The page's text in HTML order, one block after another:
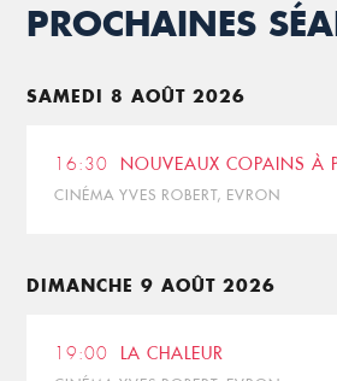
PROCHAINES
SAMEDI 8 AOÛT 2026
16:30 NOUVEAUX COPAINS À
CINÉMA YVES ROBERT, EVRON
DIMANCHE 9 AOÛT 2026
19:00 LA CHALEUR